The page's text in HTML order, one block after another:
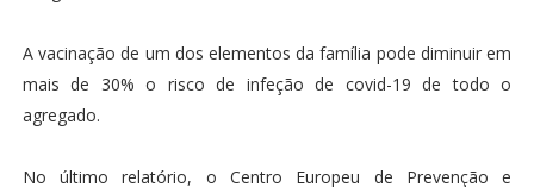
A vacinação de um dos elementos da família pode diminuir em
mais de 30% o risco de infeção de covid-19 de todo o
agregado.
No último relatório, o Centro Europeu de Prevenção e